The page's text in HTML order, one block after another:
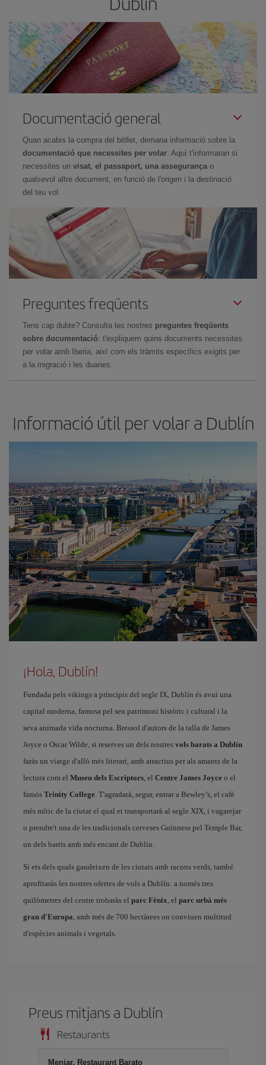
Documentació general
Quan acabis la compra del bitllet, demana informació sobre la
documentació que necessites per volar. Aquí t'informaran si
necessites un visat, el passaport, una assegurança o
qualsevol altre document, en funció de l'origen i la destinació
del teu vol.
Preguntes freqüents
Tens cap dubte? Consulta les nostres preguntes freqüents
sobre documentació: t'expliquem quins documents necessites
per volar amb Iberia, així com els tràmits específics exigits per
a la migració i les duanes.
Informació útil per volar a Dublín
¡Hola, Dublín!
Fundada pels vikings a principis del segle IX, Dublín és avui una
capital moderna, famosa pel seu patrimoni històric i cultural i la
seva animada vida nocturna. Bressol d'autors de la talla de James
Joyce o Oscar Wilde, si reserves un dels nostres vols barats a Dublín
faràs un viatge d'allò més literari, amb atractius per als amants de la
lectura com el Museu dels Escriptors, el Centre James Joyce o el
famós Trinity College. T'agradarà, segur, entrar a Bewley’s, el cafè
més mític de la ciutat el qual et transportarà al segle XIX, i vagarejar
o prendre't una de les tradicionals cerveses Guinness pel Temple Bar,
un dels barris amb més encant de Dublín.
Si ets dels quals gaudeixen de les ciutats amb racons verds, també
aprofitaràs les nostres ofertes de vols a Dublín: a només tres
quilòmetres del centre trobaràs el parc Fènix, el parc urbà més
gran d'Europa, amb més de 700 hectàrees on conviuen multitud
d'espècies animals i vegetals.
Preus mitjans a Dublín
Restaurants
Menjar, Restaurant Barato